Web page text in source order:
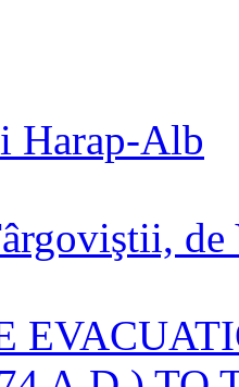
Harap-Alb
de